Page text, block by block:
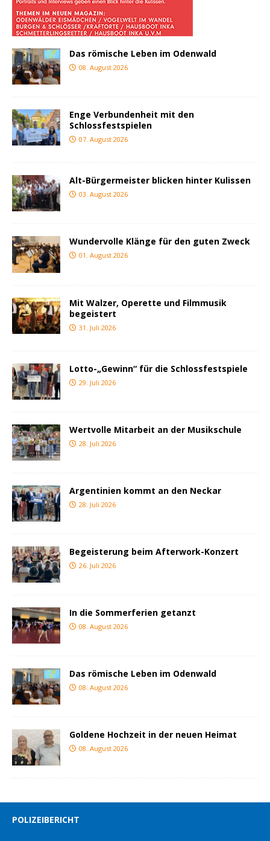
Das römische Leben im Odenwald
08. August 2026
Enge Verbundenheit mit den
Schlossfestspielen
07. August 2026
Alt-Bürgermeister blicken hinter Kulissen
03. August 2026
Wundervolle Klänge für den guten Zweck
01. August 2026
Mit Walzer, Operette und Filmmusik
begeistert
31. Juli 2026
Lotto-„Gewinn“ für die Schlossfestspiele
29. Juli 2026
Wertvolle Mitarbeit an der Musikschule
28. Juli 2026
Argentinien kommt an den Neckar
28. Juli 2026
Begeisterung beim Afterwork-Konzert
26. Juli 2026
In die Sommerferien getanzt
08. August 2026
Das römische Leben im Odenwald
08. August 2026
Goldene Hochzeit in der neuen Heimat
08. August 2026
POLIZEIBERICHT